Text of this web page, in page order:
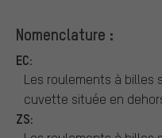
Nomenclature :
EC:
Les roulements à billes
cuvette située en
ZS: